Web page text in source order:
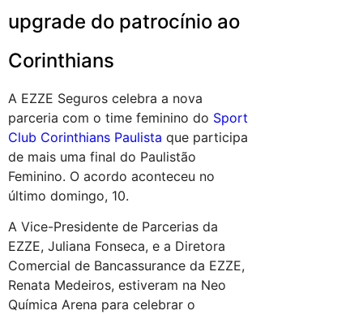
upgrade do patrocínio ao
Corinthians
A EZZE Seguros celebra a nova
parceria com o time feminino do Sport
Club Corinthians Paulista que participa
de mais uma final do Paulistão
Feminino. O acordo aconteceu no
último domingo, 10.
A Vice-Presidente de Parcerias da
EZZE, Juliana Fonseca, e a Diretora
Comercial de Bancassurance da EZZE,
Renata Medeiros, estiveram na Neo
Química Arena para celebrar o